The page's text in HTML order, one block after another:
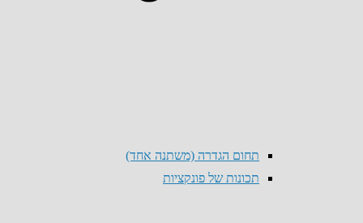
תחום הגדרה (משתנה אחד)
תכונות של פונקציות